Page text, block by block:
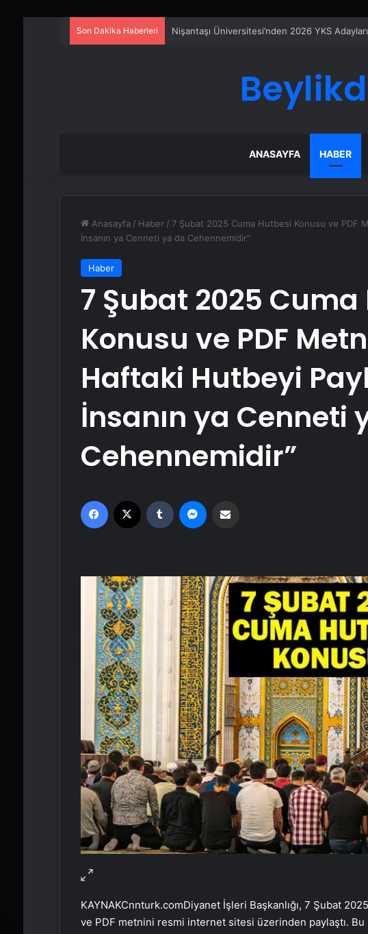
Son Dakika Haberleri Ankara rent a car
ANASAYFA HABER
Anasayfa / Haber / 7 Şubat 2025 Cuma Hutbesi Konusu ve PDF
İnsanın ya Cenneti ya da Cehennemidir”
Haber
7 Şubat 2025
Konusu ve PDF
Haftaki Hutbeyi
İnsanın ya Cenneti
Cehennemidir”
Facebook Tumblr
KAYNAKCnnturk.comDiyanet İşleri Başkanlığı, 7 Şubat
ve PDF metnini resmi internet sitesi üzerinden paylaştı. Bu